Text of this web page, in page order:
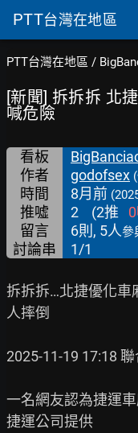
PTT台灣在地區
PTT台灣在地區 /
[新聞] 拆拆拆 北
喊危險
看板
作者 godofsex
時間 8月前
推噓 2 (2推 0
留言
6則, 5人參
討論串 1/1
拆拆拆…北捷優化車
人摔倒
2025-11-19 17:18
一名網友認為捷運
捷運公司提供